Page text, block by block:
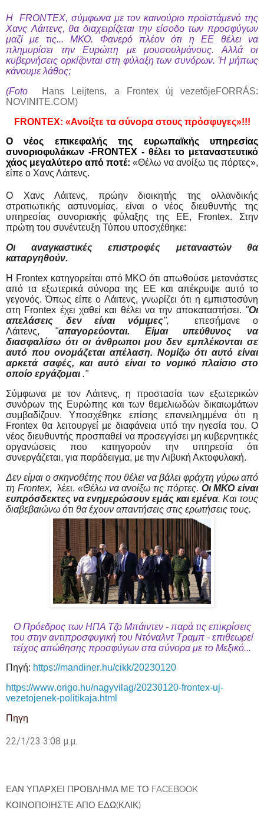
Η FRONTEX, σύμφωνα με τον καινούριο προϊστάμενό της
Χανς Λάιτενς, θα διαχειρίζεται την είσοδο των προσφύγων
μαζί με τις... ΜΚΟ. Φανερό πλέον ότι η ΕΕ θέλει να
πλημυρίσει την Ευρώπη με μουσουλμάνους. Αλλά οι
κυβερνήσεις ορκίζονται στη φύλαξη των συνόρων. Ή μήπως
κάνουμε λάθος;
(Foto
Hans Leijtens, a Frontex új vezetőjeFORRÁS:
NOVINITE.COM)
FRONTEX: «Ανοίξτε τα σύνορα στους πρόσφυγες»!!!
Ο νέος επικεφαλής της ευρωπαϊκής υπηρεσίας
συνοριοφυλάκων -FRONTEX - θέλει το μεταναστευτικό
χάος μεγαλύτερο από ποτέ: «Θέλω να ανοίξω τις πόρτες»,
είπε ο Χανς Λάιτενς.
Ο Χανς Λάιτενς, πρώην διοικητής της ολλανδικής
στρατιωτικής αστυνομίας, είναι ο νέος διευθυντής της
υπηρεσίας συνοριακής φύλαξης της ΕΕ, Frontex. Στην
πρώτη του συνέντευξη Τύπου υποσχέθηκε:
Οι αναγκαστικές επιστροφές μεταναστών θα
καταργηθούν.
Η Frontex κατηγορείται από ΜΚΟ ότι απωθούσε μετανάστες
από τα εξωτερικά σύνορα της ΕΕ και απέκρυψε αυτό το
γεγονός. Όπως είπε ο Λάιτενς, γνωρίζει ότι η εμπιστοσύνη
στη Frontex έχει χαθεί και θέλει να την αποκαταστήσει. "Οι
απελάσεις δεν είναι νόμιμες",
επεσήμανε ο
Λάιτενς, "απαγορεύονται. Είμαι υπεύθυνος να
διασφαλίσω ότι οι άνθρωποι μου δεν εμπλέκονται σε
αυτό που ονομάζεται απέλαση. Νομίζω ότι αυτό είναι
αρκετά σαφές, και αυτό είναι το νομικό πλαίσιο στο
οποίο εργάζομαι ."
Σύμφωνα με τον Λάιτενς, η προστασία των εξωτερικών
συνόρων της Ευρώπης και των θεμελιωδών δικαιωμάτων
συμβαδίζουν. Υποσχέθηκε επίσης επανειλημμένα ότι η
Frontex θα λειτουργεί με διαφάνεια υπό την ηγεσία του. Ο
νέος διευθυντής προσπαθεί να προσεγγίσει μη κυβερνητικές
οργανώσεις που κατηγορούν την υπηρεσία ότι
συνεργάζεται, για παράδειγμα, με την Λιβυκή Ακτοφυλακή.
Δεν είμαι ο σκηνοθέτης που θέλει να βάλει φράχτη γύρω από
τη Frontex, λέει. «Θέλω να ανοίξω τις πόρτες. Οι ΜΚΟ είναι
ευπρόσδεκτες να ενημερώσουν εμάς και εμένα. Και τους
διαβεβαιώνω ότι θα έχουν απαντήσεις στις ερωτήσεις τους.
Ο Πρόεδρος των ΗΠΑ Τζο Μπάιντεν - παρά τις επικρίσεις
του στην αντιπροσφυγική του Ντόναλντ Τραμπ - επιθεωρεί
τείχος απώθησης προσφύγων στα σύνορα με το Μεξικό...
Πηγή: https://mandiner.hu/cikk/20230120
https://www.origo.hu/nagyvilag/20230120-frontex-uj-
vezetojenek-politikaja.html
Πηγη
22/1/23 3:08 μ.μ.
ΕΑΝ ΥΠΑΡΧΕΙ ΠΡΟΒΛΗΜΑ ΜΕ ΤΟ FACEBOOK
ΚΟΙΝΟΠΟΙΗΣΤΕ ΑΠΟ ΕΔΩ(ΚΛΙΚ)